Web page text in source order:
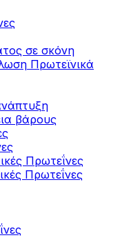
σε σκόνη
Πρωτεϊνικά
βάρους
Πρωτεΐνες
Πρωτεΐνες